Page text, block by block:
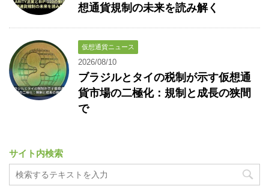
想通貨規制の未来を読み解く
仮想通貨ニュース
2026/08/10
ブラジルとタイの税制が示す仮想通
貨市場の二極化：規制と成長の狭間
で
サイト内検索